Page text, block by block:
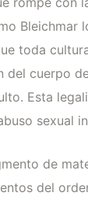
Bleichmar
toda
del cuerpo
Esta
sexual
de
del